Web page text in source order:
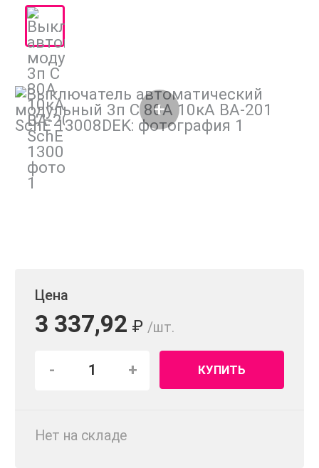
Цена
3 337,92 ₽ /шт.
- + КУПИТЬ
Нет на складе